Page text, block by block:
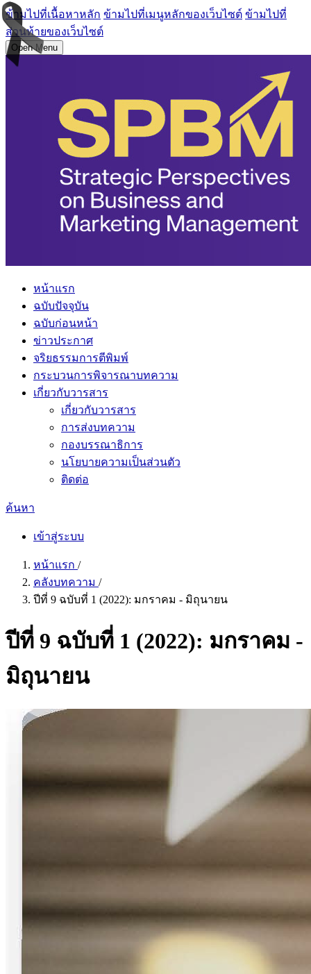
ข้ามไปที่เนื้อหาหลัก ข้ามไปที่เมนูหลักของเว็บไซต์ ข้ามไปที่
ส่วนท้ายของเว็บไซต์
Open Menu
หน้าแรก
ฉบับปัจจุบัน
ฉบับก่อนหน้า
ข่าวประกาศ
จริยธรรมการตีพิมพ์
กระบวนการพิจารณาบทความ
เกี่ยวกับวารสาร
เกี่ยวกับวารสาร
การส่งบทความ
กองบรรณาธิการ
นโยบายความเป็นส่วนตัว
ติดต่อ
ค้นหา
เข้าสู่ระบบ
หน้าแรก /
คลังบทความ /
ปีที่ 9 ฉบับที่ 1 (2022): มกราคม - มิถุนายน
ปีที่ 9 ฉบับที่ 1 (2022): มกราคม -
มิถุนายน